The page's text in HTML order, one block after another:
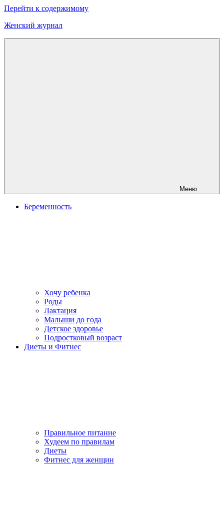
Перейти к содержимому
Женский журнал
Меню
Беременность
Хочу ребенка
Роды
Лактация
Малыши до года
Детское здоровье
Подростковый возраст
Диеты и Фитнес
Правильное питание
Худеем по правилам
Диеты
Фитнес для женщин